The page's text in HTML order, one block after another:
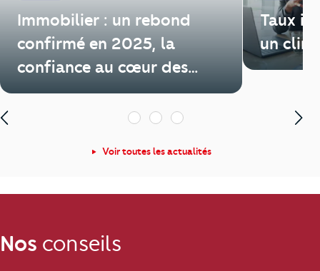
Immobilier : un rebond
confirmé en 2025, la
confiance au cœur des
enjeux de 2026
Taux
un
1 2 3
Voir toutes les actualités
Nos conseils